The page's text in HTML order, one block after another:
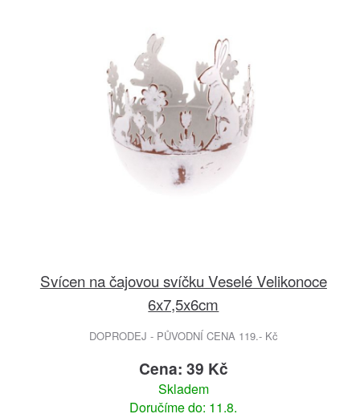
Svícen na čajovou svíčku Veselé Velikonoce
6x7,5x6cm
DOPRODEJ - PŮVODNÍ CENA 119.- Kč
Cena: 39 Kč
Skladem
Doručíme do: 11.8.